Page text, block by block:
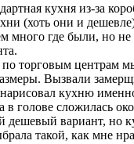
кухня из-за
(хоть они и
много где были, но
по торговым центрам
Вызвали
кухню
в голове сложилась
дешевый вариант, но
такой, как мне